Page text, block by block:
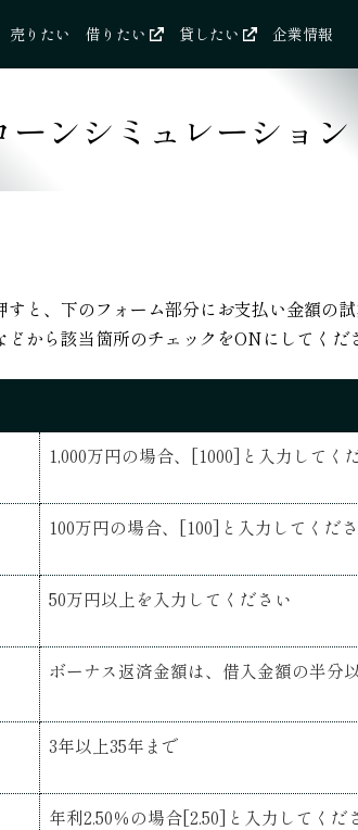
売りたい 借りたい 貸したい 企業情報
ーンシミュレーション
と、下のフォーム部分にお支払い金額の試
から該当箇所のチェックをONにしてくだ
1,000万円の場合、[1000]と入力してく
100万円の場合、[100]と入力してくだ
50万円以上を入力してください
ボーナス返済金額は、借入金額の半分
3年以上35年まで
年利2.50％の場合[2.50]と入力してくだ